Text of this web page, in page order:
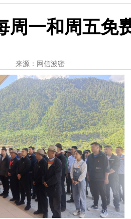
周一和周五免
来源：网信波密